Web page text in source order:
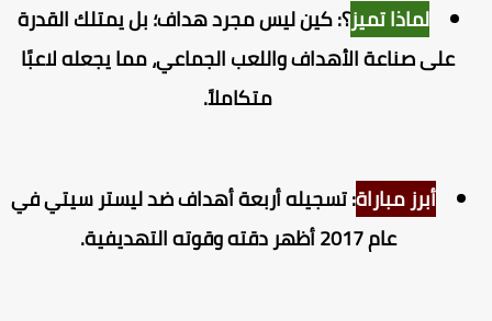
لماذا تميز؟: كين ليس مجرد هداف؛ بل يمتلك القدرة
على صناعة الأهداف واللعب الجماعي، مما يجعله لاعبًا
متكاملاً.
أبرز مباراة: تسجيله أربعة أهداف ضد ليستر سيتي في
عام 2017 أظهر دقته وقوته التهديفية.